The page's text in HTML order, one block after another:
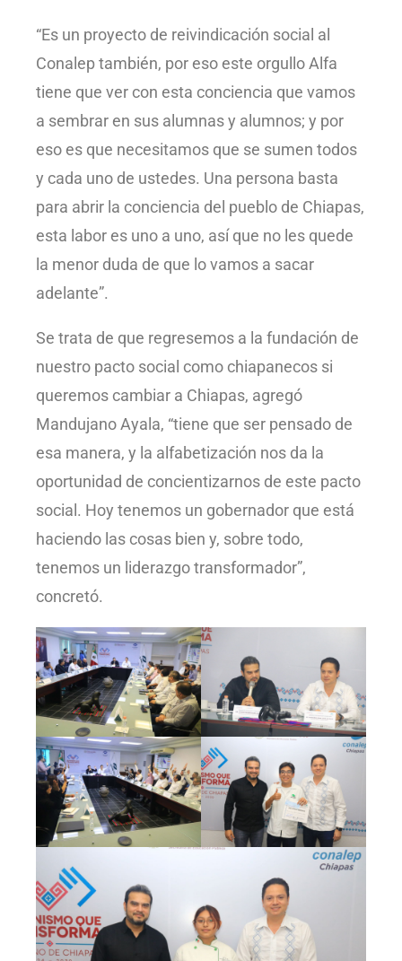
“Es un proyecto de reivindicación social al
Conalep también, por eso este orgullo Alfa
tiene que ver con esta conciencia que vamos
a sembrar en sus alumnas y alumnos; y por
eso es que necesitamos que se sumen todos
y cada uno de ustedes. Una persona basta
para abrir la conciencia del pueblo de Chiapas,
esta labor es uno a uno, así que no les quede
la menor duda de que lo vamos a sacar
adelante”.
Se trata de que regresemos a la fundación de
nuestro pacto social como chiapanecos si
queremos cambiar a Chiapas, agregó
Mandujano Ayala, “tiene que ser pensado de
esa manera, y la alfabetización nos da la
oportunidad de concientizarnos de este pacto
social. Hoy tenemos un gobernador que está
haciendo las cosas bien y, sobre todo,
tenemos un liderazgo transformador”,
concretó.